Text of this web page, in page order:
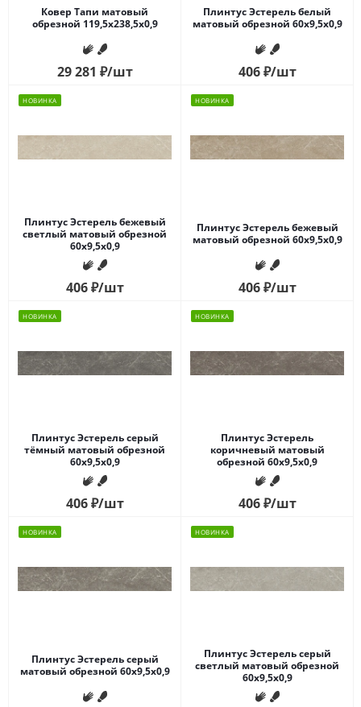
Ковер Тапи матовый
обрезной 119,5x238,5x0,9
29 281 ₽/шт
Плинтус Эстерель белый
матовый обрезной 60x9,5x0,9
406₽/шт
НОВИНКА
Плинтус Эстерель бежевый
светлый матовый обрезной
60x9,5x0,9
406₽/шт
НОВИНКА
Плинтус Эстерель бежевый
матовый обрезной 60x9,5x0,9
406₽/шт
НОВИНКА
Плинтус Эстерель серый
тёмный матовый обрезной
60x9,5x0,9
406₽/шт
НОВИНКА
Плинтус Эстерель
коричневый матовый
обрезной 60x9,5x0,9
406₽/шт
НОВИНКА
Плинтус Эстерель серый
матовый обрезной 60x9,5x0,9
НОВИНКА
Плинтус Эстерель серый
светлый матовый обрезной
60x9,5x0,9